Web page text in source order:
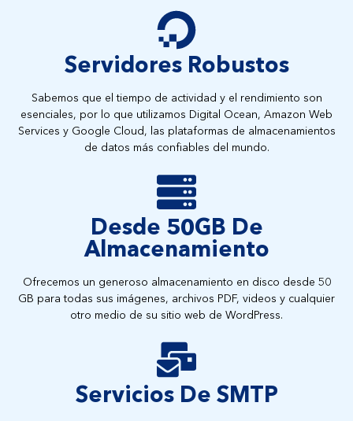
Servidores Robustos
Sabemos que el tiempo de actividad y el rendimiento son
esenciales, por lo que utilizamos Digital Ocean, Amazon Web
Services y Google Cloud, las plataformas de almacenamientos
de datos más confiables del mundo.
Desde 50GB De
Almacenamiento
Ofrecemos un generoso almacenamiento en disco desde 50
GB para todas sus imágenes, archivos PDF, videos y cualquier
otro medio de su sitio web de WordPress.
Servicios De SMTP